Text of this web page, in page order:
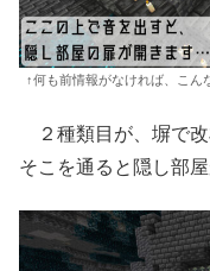
↑何も前情報がなければ、こん
２種類目が、塀で
そこを通ると隠し部